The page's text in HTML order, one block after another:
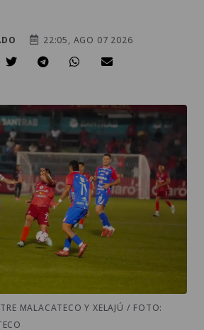
22:05, AGO 07 2026
MALACATECO Y XELAJÚ / FOTO: